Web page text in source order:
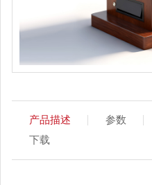
产品描述 参数
下载